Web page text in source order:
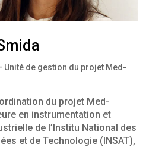
Unité de gestion du projet Med-
du projet Med-
en instrumentation et
de l’Institu National des
et de Technologie (INSAT),